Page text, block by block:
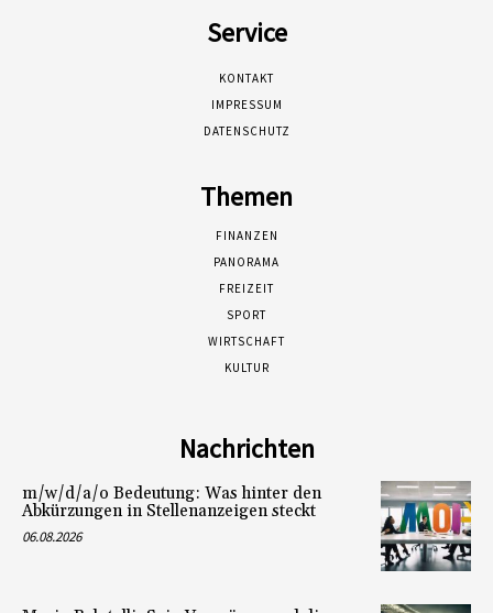
Service
KONTAKT
IMPRESSUM
DATENSCHUTZ
Themen
FINANZEN
PANORAMA
FREIZEIT
SPORT
WIRTSCHAFT
KULTUR
Nachrichten
m/w/d/a/o Bedeutung: Was hinter den
Abkürzungen in Stellenanzeigen steckt
06.08.2026